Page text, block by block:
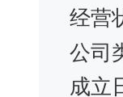
经营
公司
成立